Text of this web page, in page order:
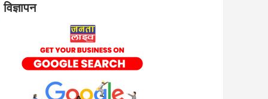
विज्ञापन